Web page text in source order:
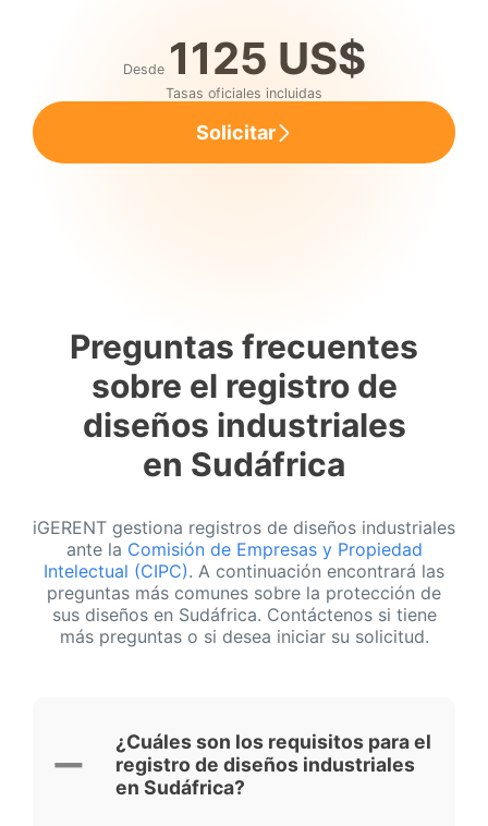
Desde 1125 US$
Tasas oficiales incluidas
Solicitar
Preguntas frecuentes
sobre el registro de
diseños industriales
en Sudáfrica
iGERENT gestiona registros de diseños industriales
ante la Comisión de Empresas y Propiedad
Intelectual (CIPC). A continuación encontrará las
preguntas más comunes sobre la protección de
sus diseños en Sudáfrica. Contáctenos si tiene
más preguntas o si desea iniciar su solicitud.
¿Cuáles son los requisitos para el
registro de diseños industriales
en Sudáfrica?